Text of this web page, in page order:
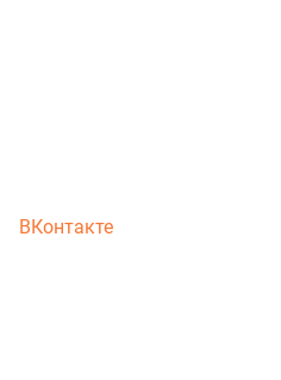
ВКонтакте